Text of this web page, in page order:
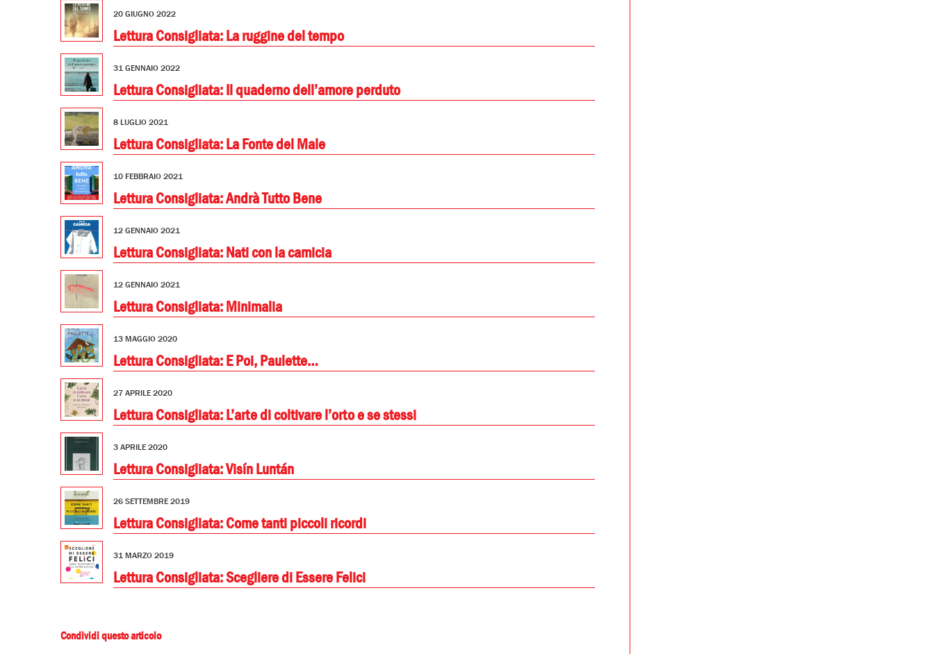
20 GIUGNO 2022
Lettura Consigliata: La ruggine del tempo
31 GENNAIO 2022
Lettura Consigliata: Il quaderno dell’amore perduto
8 LUGLIO 2021
Lettura Consigliata: La Fonte del Male
10 FEBBRAIO 2021
Lettura Consigliata: Andrà Tutto Bene
12 GENNAIO 2021
Lettura Consigliata: Nati con la camicia
12 GENNAIO 2021
Lettura Consigliata: Minimalia
13 MAGGIO 2020
Lettura Consigliata: E Poi, Paulette…
27 APRILE 2020
Lettura Consigliata: L’arte di coltivare l’orto e se stessi
3 APRILE 2020
Lettura Consigliata: Visín Luntán
26 SETTEMBRE 2019
Lettura Consigliata: Come tanti piccoli ricordi
31 MARZO 2019
Lettura Consigliata: Scegliere di Essere Felici
Condividi questo articolo